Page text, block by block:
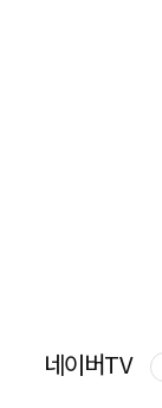
네이버TV